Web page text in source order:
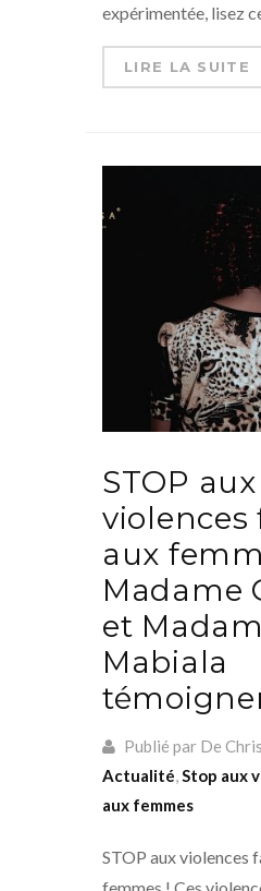
expérimentée, lisez
LIRE LA SUITE
STOP aux
violences
aux
Madame
et
Mabiala
Publié par De
Actualité Stop aux
aux femmes
STOP aux violences
femmes ! Ces